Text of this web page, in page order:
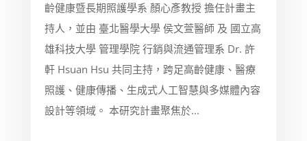
齡健康暨長期照護學系 顏心彥教授 擔任計畫主
持人，並由 臺北醫學大學 侯文萱醫師 及 國立高
雄科技大學 管理學院 行銷與流通管理系 Dr. 許
軒 Hsuan Hsu 共同主持，跨足高齡健康、醫療
照護、健康傳播、生成式人工智慧與多媒體內容
設計等領域。 本研究計畫聚焦於...